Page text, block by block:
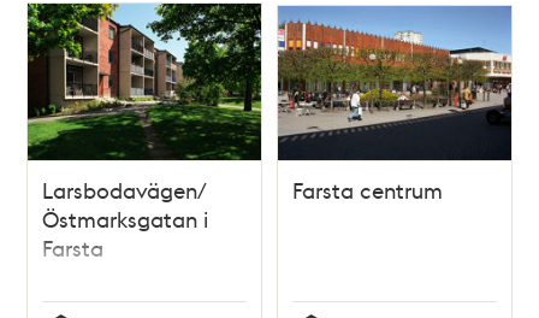
Larsbodavägen/
Östmarksgatan i
Farsta
Farsta centrum